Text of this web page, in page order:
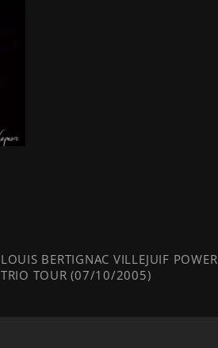
LOUIS BERTIGNAC VILLEJUIF POWER
TRIO TOUR (07/10/2005)